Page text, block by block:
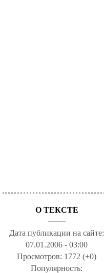
О ТЕКСТЕ
Дата публикации на сайте:
07.01.2006 - 03:00
Просмотров: 1772 (+0)
Популярность: